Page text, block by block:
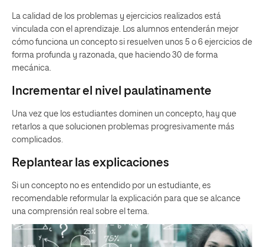
La calidad de los problemas y ejercicios realizados está
vinculada con el aprendizaje. Los alumnos entenderán mejor
cómo funciona un concepto si resuelven unos 5 o 6 ejercicios de
forma profunda y razonada, que haciendo 30 de forma
mecánica.
Incrementar el nivel paulatinamente
Una vez que los estudiantes dominen un concepto, hay que
retarlos a que solucionen problemas progresivamente más
complicados.
Replantear las explicaciones
Si un concepto no es entendido por un estudiante, es
recomendable reformular la explicación para que se alcance
una comprensión real sobre el tema.